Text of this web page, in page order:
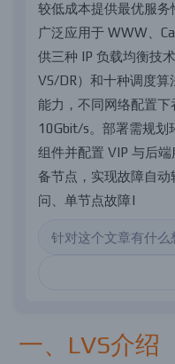
较低成本提供最优服务
广泛应用于 WWW Ca
供三种 IP 负载均衡技术
VS/DR） 和十种调 度算
能力 ， 不同 网络配置下
10Gbit/s。 部署需规划
组件并配置 VIP 与后端
备节点 ， 实现故障自动
问
单节点故障剔
一、LVS介绍